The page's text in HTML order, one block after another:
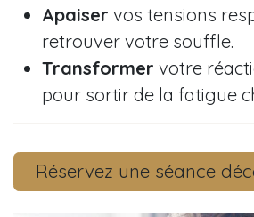
Apaiser vos tensions
retrouver votre souffle.
Transformer votre
pour sortir de la fatigue
Réservez une séance